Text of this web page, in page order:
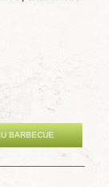
BARBECUE